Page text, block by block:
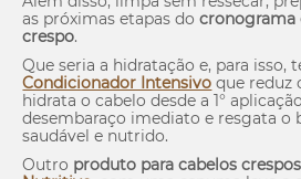
as próximas etapas docronograma
crespo.
Que seria a hidratação e, para isso,
Condicionador Intensivo que reduz
hidrata o cabelo desde a 1°
desembaraço imediato e resgata o
saudável e nutrido.
Outro produto para cabelos